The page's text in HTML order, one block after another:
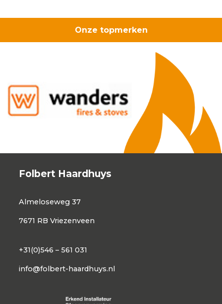
Onze topmerken
Folbert Haardhuys
Almeloseweg 37
7671 RB Vriezenveen
+31(0)546 – 561 031
info@folbert-haardhuys.nl